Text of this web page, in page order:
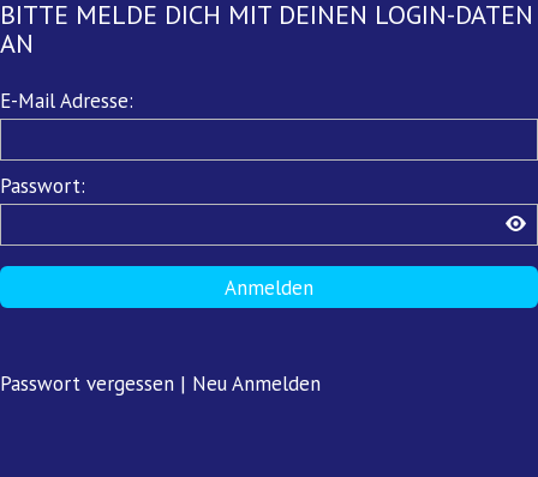
BITTE MELDE DICH MIT DEINEN LOGIN-DATEN
AN
Pflichtfeld
E-Mail Adresse:
Pflichtfeld
Passwort:
Anmelden
Passwort vergessen | Neu Anmelden